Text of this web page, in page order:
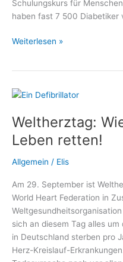
Schulungskurs für
haben fast 7 500 Diabetiker
Telefonaktion
Jubiläum
Diabetologie
am
DGD-
Krankenhaus
Weiterlesen »
Weltherztag:
Leben retten!
Allgemein / Elis
Am 29. September ist
World Heart Federation in
sich an diesem Tag alles
in Deutschland sterben pro
Herz-Kreislauf-